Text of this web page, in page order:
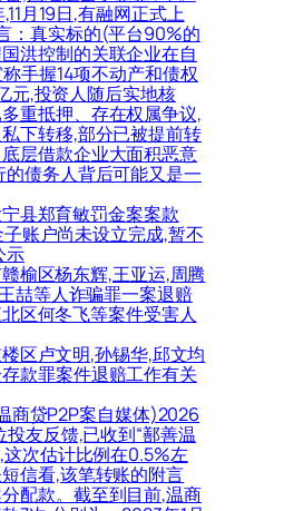
月19日,有融网正式上
：真实标的(平台90%的
洪控制的关联企业在自
手握14项不动产和债权
元,投资人随后实地核
重抵押、存在权属争议,
下转移,部分已被提前转
层借款企业大面积恶意
债务人背后可能又是一
县郑育敏罚金案案款
子账户尚未设立完成,暂不
示
榆区杨东辉,王亚运,周腾
喆等人诈骗罪一案退赔
区何冬飞等案件受害人
区卢文明,孙锡华,邱文均
款罪案件退赔工作有关
商贷P2P案自媒体)2026
友反馈,已收到“鄯善温
这次估计比例在0.5%左
信看,该笔转账的附言
配款。截至到目前,温商